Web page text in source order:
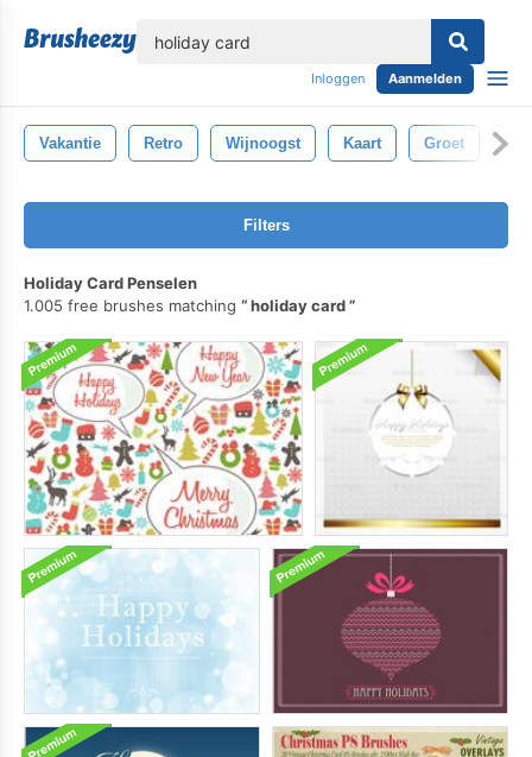
Inloggen Aanmelden
Vakantie Retro Wijnoogst Kaart Groet
Filters
Holiday Card Penselen
1.005 free brushes matching
holiday card